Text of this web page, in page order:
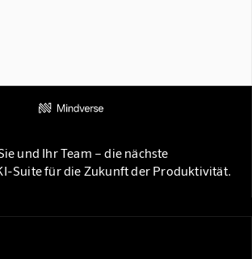
und Ihr Team – die nächste
Suite für die Zukunft der Produktivität.